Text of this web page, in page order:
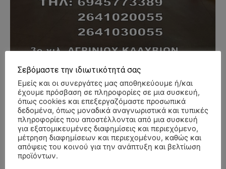
- Advertisment -
Σεβόμαστε την ιδιωτικότητά σας
Εμείς και οι συνεργάτες μας αποθηκεύουμε ή/και
έχουμε πρόσβαση σε πληροφορίες σε μια συσκευή,
όπως cookies και επεξεργαζόμαστε προσωπικά
δεδομένα, όπως μοναδικά αναγνωριστικά και τυπικές
πληροφορίες που αποστέλλονται από μια συσκευή
για εξατομικευμένες διαφημίσεις και περιεχόμενο,
μέτρηση διαφημίσεων και περιεχομένου, καθώς και
απόψεις του κοινού για την ανάπτυξη και βελτίωση
προϊόντων.